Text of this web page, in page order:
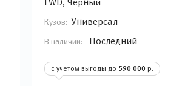
FWD, Черный
Кузов: Универсал
В наличии: Последний
с учетом выгоды до 590 000 р.